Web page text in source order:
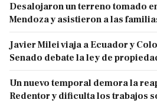
Desalojaron un terreno tomado
Mendoza y asistieron a las
Javier Milei viaja a Ecuador y
Senado debate la ley de
Un nuevo temporal demora la
Redentor y dificulta los trabajos